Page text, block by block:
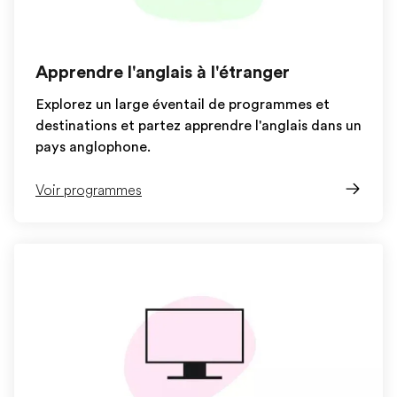
Apprendre l'anglais à l'étranger
Explorez un large éventail de programmes et
destinations et partez apprendre l'anglais dans un
pays anglophone.
Voir programmes